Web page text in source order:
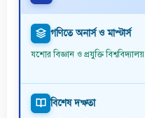
গণিতে অনার্স ও মাস্টার্স
যশোর বিজ্ঞান ও প্রযুক্তি বিশ্ববিদ্যালয়
বিশেষ দক্ষতা